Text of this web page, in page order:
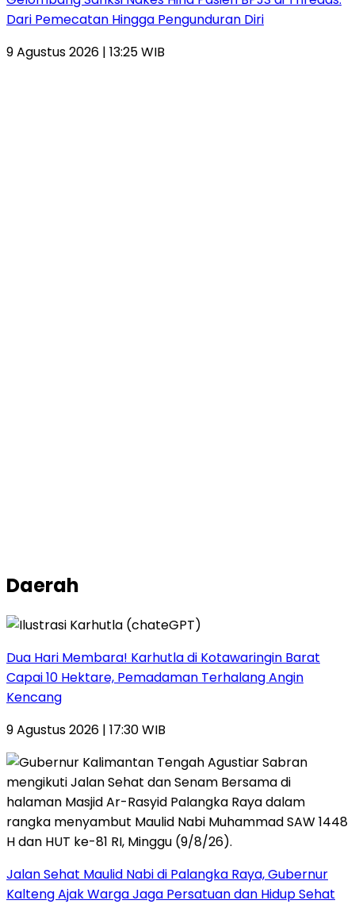
Dari Pemecatan Hingga Pengunduran Diri
9 Agustus 2026 | 13:25 WIB
Daerah
Dua Hari Membara! Karhutla di Kotawaringin Barat
Capai 10 Hektare, Pemadaman Terhalang Angin
Kencang
9 Agustus 2026 | 17:30 WIB
Jalan Sehat Maulid Nabi di Palangka Raya, Gubernur
Kalteng Ajak Warga Jaga Persatuan dan Hidup Sehat